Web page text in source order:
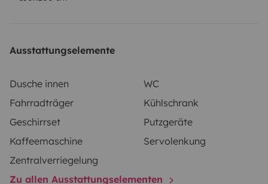
No smoking inside.
Ausstattungselemente
Dusche innen
WC
Fahrradträger
Kühlschrank
Geschirrset
Putzgeräte
Kaffeemaschine
Servolenkung
Zentralverriegelung
Zu allen Ausstattungselementen